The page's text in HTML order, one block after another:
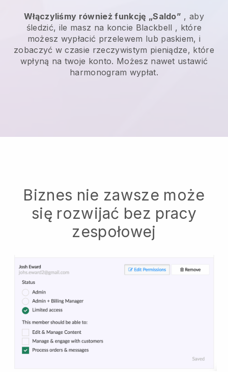
Włączyliśmy również funkcję „Saldo” , aby
śledzić, ile masz na koncie Blackbell , które
możesz wypłacić przelewem lub paskiem, i
zobaczyć w czasie rzeczywistym pieniądze, które
wpłyną na twoje konto. Możesz nawet ustawić
harmonogram wypłat.
Biznes nie zawsze może
się rozwijać bez pracy
zespołowej